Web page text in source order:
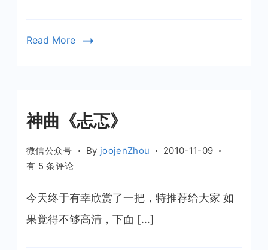
男
Read More
神曲《忐忑》
微信公众号 By joojenZhou
2010-11-09
神
《忐
忑》
有 5 条评论
今天终于有幸欣赏了一把，特推荐给大家 如
果觉得不够高清，下面 […]